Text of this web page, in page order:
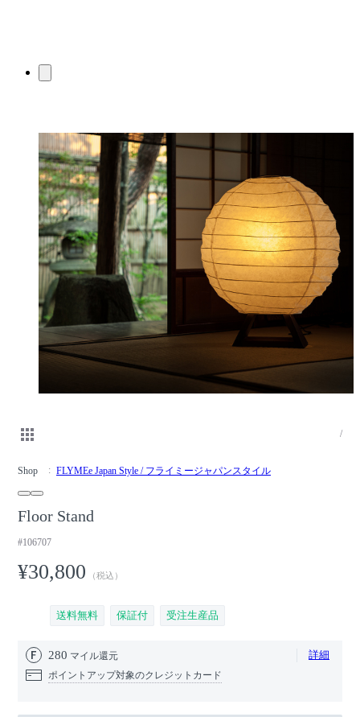
/
Shop FLYMEe Japan Style / フライミージャパンスタイル
Floor Stand
#106707
¥30,800 （税込）
送料無料 保証付 受注生産品
280 マイル還元 詳細
ポイントアップ対象のクレジットカード